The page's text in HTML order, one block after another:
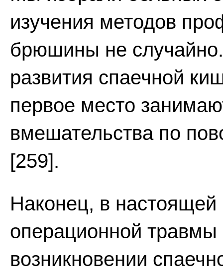
изучения методов
брюшины не
развития спаечной
первое место
вмешательства по
[259].
Наконец, в
операционной
возникновении